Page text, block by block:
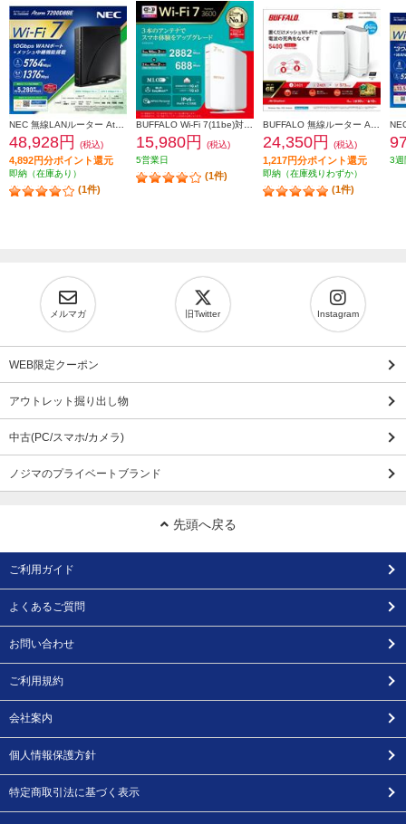
48,928円 (税込)
4,892円分ポイント還元
即納（在庫あり）
(1件)
15,980円
(税込)
5営業日
(1件)
24,350円 (税込)
1,217円分ポイント還元
即納（在庫残りわずか）
(1件)
3週
メルマガ 旧Twitter Instagram
WEB限定クーポン
アウトレット掘り出し物
中古(PC/スマホ/カメラ)
ノジマのプライベートブランド
先頭へ戻る
ご利用ガイド
よくあるご質問
お問い合わせ
ご利用規約
会社案内
個人情報保護方針
特定商取引法に基づく表示